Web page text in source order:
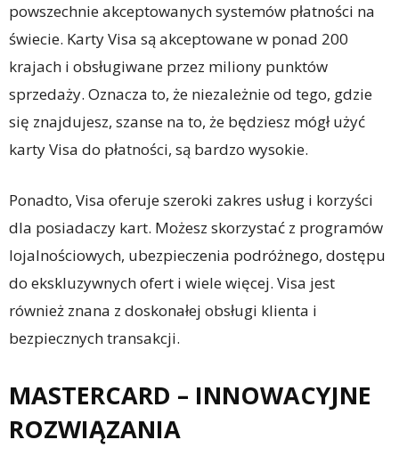
powszechnie akceptowanych systemów płatności na
świecie. Karty Visa są akceptowane w ponad 200
krajach i obsługiwane przez miliony punktów
sprzedaży. Oznacza to, że niezależnie od tego, gdzie
się znajdujesz, szanse na to, że będziesz mógł użyć
karty Visa do płatności, są bardzo wysokie.
Ponadto, Visa oferuje szeroki zakres usług i korzyści
dla posiadaczy kart. Możesz skorzystać z programów
lojalnościowych, ubezpieczenia podróżnego, dostępu
do ekskluzywnych ofert i wiele więcej. Visa jest
również znana z doskonałej obsługi klienta i
bezpiecznych transakcji.
MASTERCARD – INNOWACYJNE
ROZWIĄZANIA